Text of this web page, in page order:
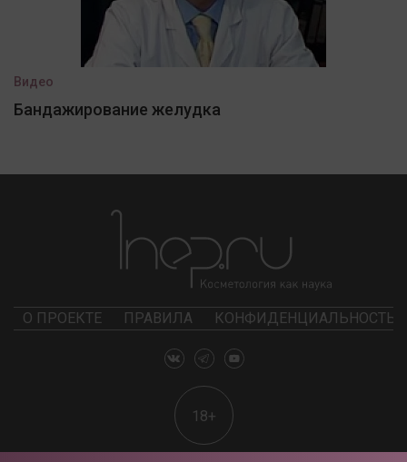
Видео
Бандажирование желудка
О ПРОЕКТЕ ПРАВИЛА КОНФИДЕНЦИАЛЬНОСТЬ
18+